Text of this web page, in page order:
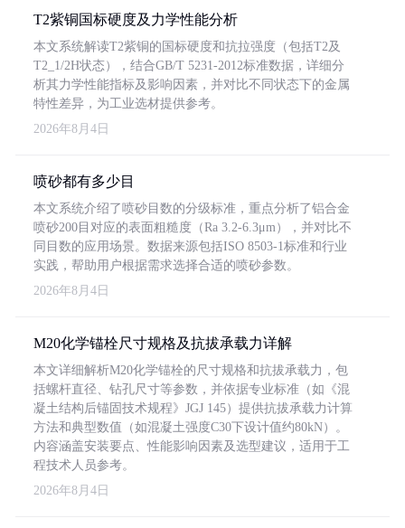
T2紫铜国标硬度及力学性能分析
本文系统解读T2紫铜的国标硬度和抗拉强度（包括T2及
T2_1/2H状态），结合GB/T 5231-2012标准数据，详细分
析其力学性能指标及影响因素，并对比不同状态下的金属
特性差异，为工业选材提供参考。
2026年8月4日
喷砂都有多少目
本文系统介绍了喷砂目数的分级标准，重点分析了铝合金
喷砂200目对应的表面粗糙度（Ra 3.2-6.3μm），并对比不
同目数的应用场景。数据来源包括ISO 8503-1标准和行业
实践，帮助用户根据需求选择合适的喷砂参数。
2026年8月4日
M20化学锚栓尺寸规格及抗拔承载力详解
本文详细解析M20化学锚栓的尺寸规格和抗拔承载力，包
括螺杆直径、钻孔尺寸等参数，并依据专业标准（如《混
凝土结构后锚固技术规程》JGJ 145）提供抗拔承载力计算
方法和典型数值（如混凝土强度C30下设计值约80kN）。
内容涵盖安装要点、性能影响因素及选型建议，适用于工
程技术人员参考。
2026年8月4日